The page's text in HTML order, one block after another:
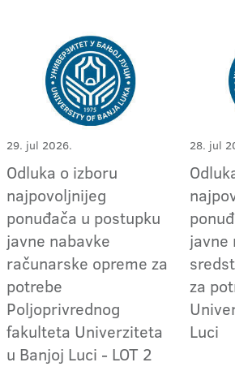
29. jul 2026.
Odluka o izboru
najpovoljnijeg
ponuđača u postupku
javne nabavke
računarske opreme za
potrebe
Poljoprivrednog
fakulteta Univerziteta
u Banjoj Luci - LOT 2
28. jul
javne
za
Luci